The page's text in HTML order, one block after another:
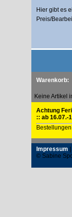
Hier gibt es
Preis/
Warenkorb:
Keine Artikel
Achtung
:: ab 16.07.-
Impressum |
© Sabine